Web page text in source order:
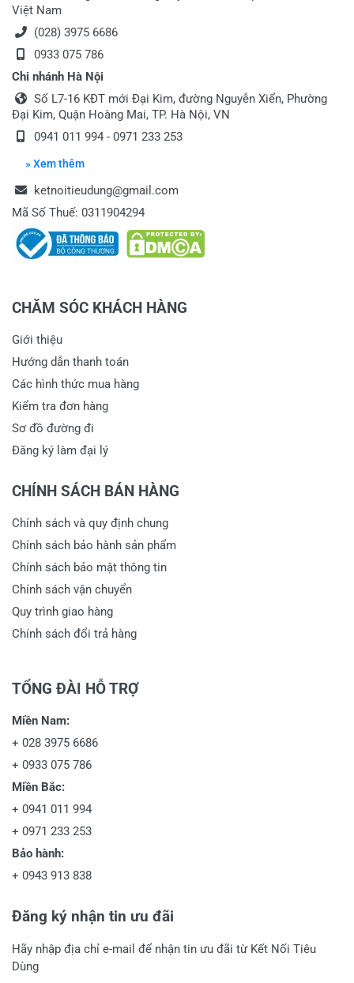
Gửi nhận xét
Việt Nam
(028) 3975 6686
0933 075 786
Chi nhánh Hà Nội
Số L7-16 KĐT mới Đại Kim, đường Nguyễn Xiển, Phường
Đại Kim, Quận Hoàng Mai, TP. Hà Nội, VN
0941 011 994 - 0971 233 253
» Xem thêm
ketnoitieudung@gmail.com
Mã Số Thuế: 0311904294
CHĂM SÓC KHÁCH HÀNG
Giới thiệu
Hướng dẫn thanh toán
Các hình thức mua hàng
Kiểm tra đơn hàng
Sơ đồ đường đi
Đăng ký làm đại lý
CHÍNH SÁCH BÁN HÀNG
Chính sách và quy định chung
Chính sách bảo hành sản phẩm
Chính sách bảo mật thông tin
Chính sách vận chuyển
Quy trình giao hàng
Chính sách đổi trả hàng
TỔNG ĐÀI HỖ TRỢ
Miền Nam:
+ 028 3975 6686
+ 0933 075 786
Miền Bắc:
+ 0941 011 994
+ 0971 233 253
Bảo hành:
+ 0943 913 838
Đăng ký nhận tin ưu đãi
Hãy nhập địa chỉ e-mail để nhận tin ưu đãi từ Kết Nối Tiêu
Dùng